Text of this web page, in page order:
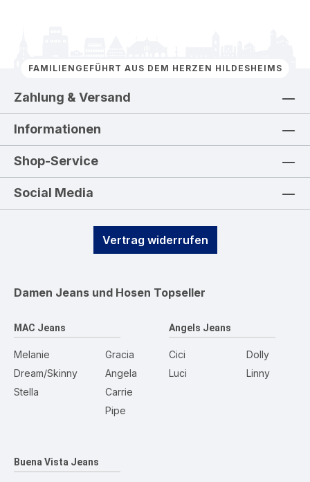
FAMILIENGEFÜHRT AUS DEM HERZEN HILDESHEIMS
Zahlung & Versand
Informationen
Shop-Service
Social Media
Vertrag widerrufen
Damen Jeans und Hosen Topseller
MAC Jeans
Melanie
Dream/Skinny
Stella
Gracia
Angela
Carrie
Pipe
Angels Jeans
Cici
Luci
Dolly
Linny
Buena Vista Jeans